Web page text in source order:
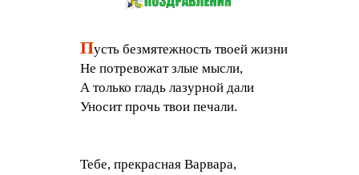
Пусть безмятежность твоей жизни
Не потревожат злые мысли,
А только гладь лазурной дали
Уносит прочь твои печали.
Тебе, прекрасная Варвара,